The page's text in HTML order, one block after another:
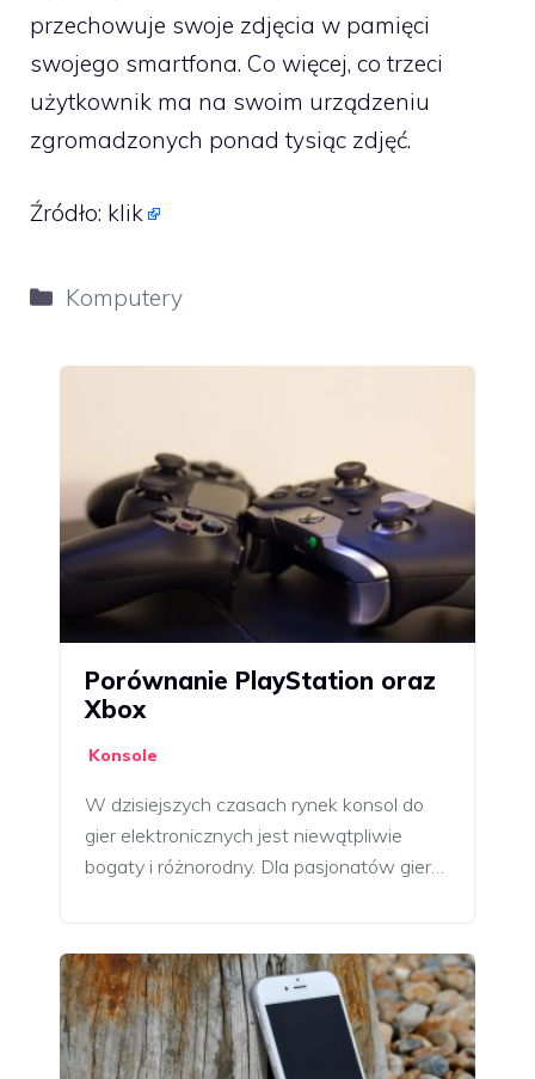
przechowuje swoje zdjęcia w pamięci
swojego smartfona. Co więcej, co trzeci
użytkownik ma na swoim urządzeniu
zgromadzonych ponad tysiąc zdjęć.
Źródło: klik
Kategorie
Komputery
Porównanie PlayStation oraz
Xbox
Konsole
W dzisiejszych czasach rynek konsol do
gier elektronicznych jest niewątpliwie
bogaty i różnorodny. Dla pasjonatów gier…